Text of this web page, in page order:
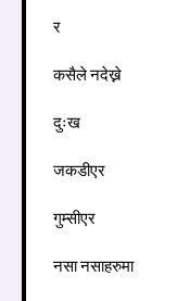
र
कसैले नदेख्ने
दुःख
जकडीएर
गुम्सीएर
नसा नसाहरुमा